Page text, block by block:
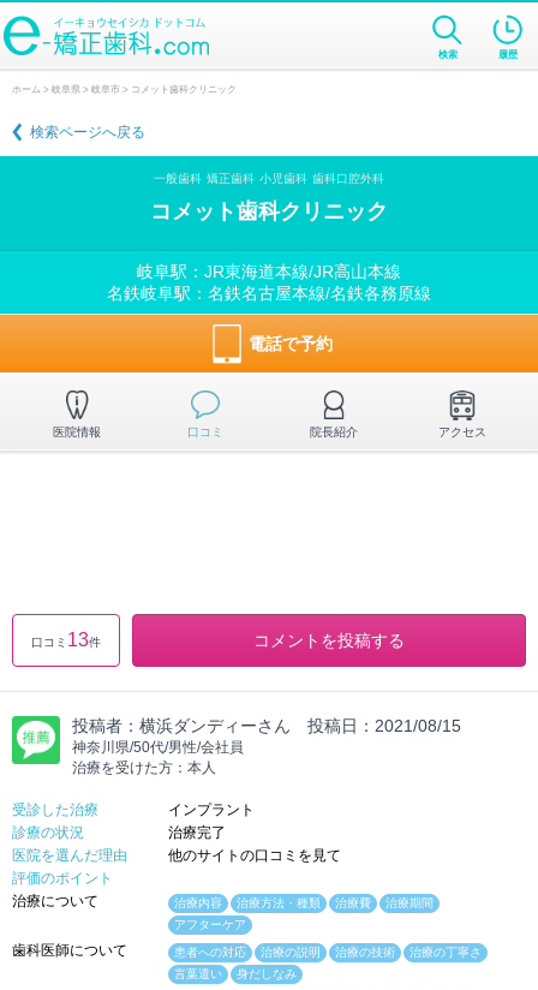
検索 履歴
ホーム > 岐阜県 > 岐阜市 > コメット歯科クリニック
検索ページへ戻る
一般歯科 矯正歯科 小児歯科 歯科口腔外科
コメット歯科クリニック
岐阜駅：JR東海道本線/JR高山本線
名鉄岐阜駅：名鉄名古屋本線/名鉄各務原線
電話で予約
医院情報 口コミ 院長紹介 アクセス
口コミ 13件 コメントを投稿する
投稿者： 横浜ダンディーさん 投稿日： 2021/08/15
神奈川県/50代/男性/会社員
治療を受けた方：本人
受診した治療
インプラント
診療の状況
治療完了
医院を選んだ理由
他のサイトの口コミを見て
評価のポイント
治療について
治療内容 治療方法・種類 治療費
治療期間
アフターケア
歯科医師について 患者への対応 治療の説明 治療の技術
治療の丁寧さ
言葉遣い
身だしなみ